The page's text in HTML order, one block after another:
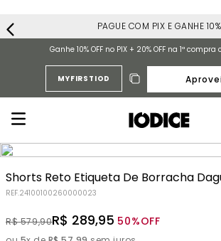
PAGUE COM PIX E GANHE 10%
Ganhe 10% OFF no PIX + 20% OFF na 1ª
MYFIRSTIOD
Shorts Reto Etiqueta De Borracha
REF.24100100260000023
R$ 579,90R$ 289,95 50%OFF